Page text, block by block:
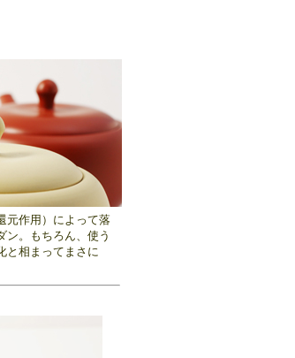
元作用）によって落
ン。もちろん、使う
と相まってまさに